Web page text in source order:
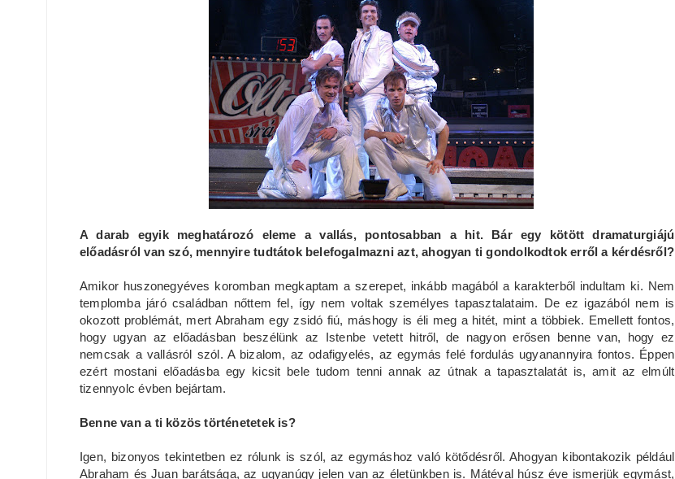
A darab egyik meghatározó eleme a vallás, pontosabban a hit. Bár egy kötött dramaturgiájú
előadásról van szó, mennyire tudtátok belefogalmazni azt, ahogyan ti gondolkodtok erről a kérdésről?
Amikor huszonegyéves koromban megkaptam a szerepet, inkább magából a karakterből indultam ki. Nem
templomba járó családban nőttem fel, így nem voltak személyes tapasztalataim. De ez igazából nem is
okozott problémát, mert Abraham egy zsidó fiú, máshogy is éli meg a hitét, mint a többiek. Emellett fontos,
hogy ugyan az előadásban beszélünk az Istenbe vetett hitről, de nagyon erősen benne van, hogy ez
nemcsak a vallásról szól. A bizalom, az odafigyelés, az egymás felé fordulás ugyanannyira fontos. Éppen
ezért mostani előadásba egy kicsit bele tudom tenni annak az útnak a tapasztalatát is, amit az elmúlt
tizennyolc évben bejártam.
Benne van a ti közös történetetek is?
Igen, bizonyos tekintetben ez rólunk is szól, az egymáshoz való kötődésről. Ahogyan kibontakozik például
Abraham és Juan barátsága, az ugyanúgy jelen van az életünkben is. Mátéval húsz éve ismerjük egymást,